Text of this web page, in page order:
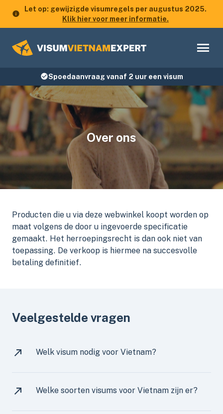
Let op: gewijzigde visumregels per augustus 2025.
Klik hier voor meer informatie.
Spoedaanvraag vanaf 2 uur een visum
Over ons
Producten die u via deze webwinkel koopt worden op
maat volgens de door u ingevoerde specificatie
gemaakt. Het herroepingsrecht is dan ook niet van
toepassing. De verkoop is hiermee na succesvolle
betaling definitief.
Veelgestelde vragen
Welk visum nodig voor Vietnam?
Welke soorten visums voor Vietnam zijn er?